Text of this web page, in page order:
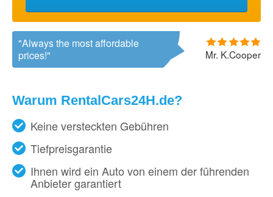
Always the most affordable
prices!
Mr. K.Cooper
Warum RentalCars24H.de?
Keine versteckten Gebühren
Tiefpreisgarantie
Ihnen wird ein Auto von einem der führenden
Anbieter garantiert